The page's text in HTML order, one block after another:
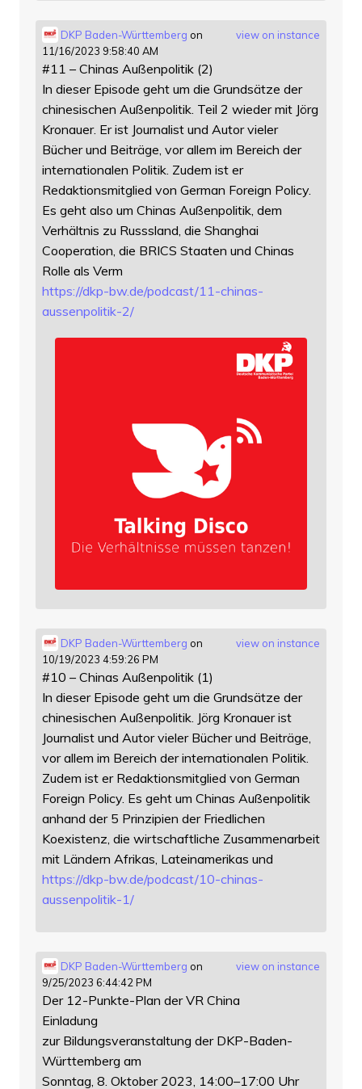
view on instance
DKP Baden-Württemberg on
11/16/2023 9:58:40 AM
#11 – Chinas Außenpolitik (2)
In dieser Episode geht um die Grundsätze der
chinesischen Außenpolitik. Teil 2 wieder mit Jörg
Kronauer. Er ist Journalist und Autor vieler
Bücher und Beiträge, vor allem im Bereich der
internationalen Politik. Zudem ist er
Redaktionsmitglied von German Foreign Policy.
Es geht also um Chinas Außenpolitik, dem
Verhältnis zu Russsland, die Shanghai
Cooperation, die BRICS Staaten und Chinas
Rolle als Verm
https://dkp-bw.de/podcast/11-chinas-
aussenpolitik-2/
view on instance
DKP Baden-Württemberg on
10/19/2023 4:59:26 PM
#10 – Chinas Außenpolitik (1)
In dieser Episode geht um die Grundsätze der
chinesischen Außenpolitik. Jörg Kronauer ist
Journalist und Autor vieler Bücher und Beiträge,
vor allem im Bereich der internationalen Politik.
Zudem ist er Redaktionsmitglied von German
Foreign Policy. Es geht um Chinas Außenpolitik
anhand der 5 Prinzipien der Friedlichen
Koexistenz, die wirtschaftliche Zusammenarbeit
mit Ländern Afrikas, Lateinamerikas und
https://dkp-bw.de/podcast/10-chinas-
aussenpolitik-1/
view on instance
DKP Baden-Württemberg on
9/25/2023 6:44:42 PM
Der 12-Punkte-Plan der VR China
Einladung
zur Bildungsveranstaltung der DKP-Baden-
Württemberg am
Sonntag, 8. Oktober 2023, 14:00–17:00 Uhr